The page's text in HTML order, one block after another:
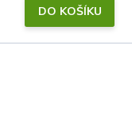
DO KOŠÍKU